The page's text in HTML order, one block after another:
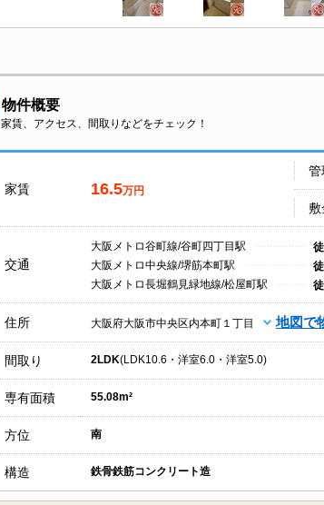
物件概要
家賃、アクセス、間取りなどをチェック！
家賃 16.5万円
管
敷
交通
大阪メトロ谷町線/谷町四丁目駅
大阪メトロ中央線/堺筋本町駅
大阪メトロ長堀鶴見緑地線/松屋町駅
住所 大阪府大阪市中央区内本町１丁目 地図で
間取り 2LDK(LDK10.6・洋室6.0・洋室5.0)
専有面積 55.08m²
方位 南
構造 鉄骨鉄筋コンクリート造